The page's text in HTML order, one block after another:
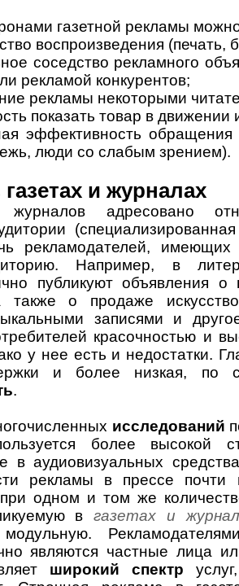
газетной рекламы
воспроизведения (печать,
соседство рекламного
рекламой конкурентов;
рекламы некоторыми
показать товар в движении
эффективность обращения
люди со слабым зрением).
и журналах
журналов адресовано
рекламодателей,
Например, в
публикуют объявления о
также о продаже
записями и
красочностью и
у нее есть и недостатки.
и более низкая, по
.
исследований
более высокой
в аудиовизуальных
рекламы в прессе
одном и том же
вгазетах и
являются частные лица
широкий спектр